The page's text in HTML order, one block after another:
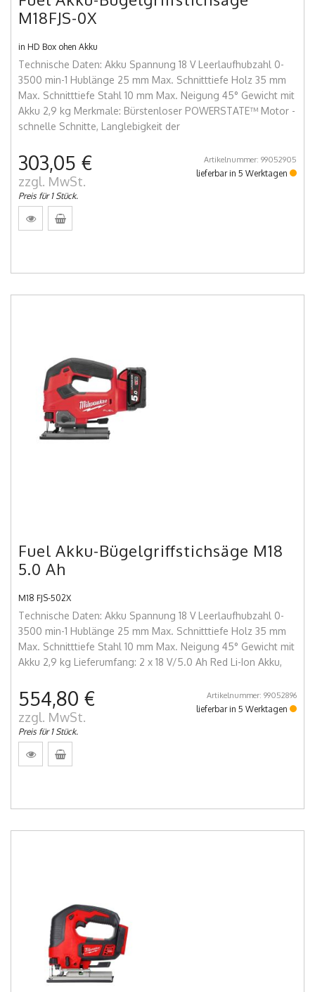
M18FJS-0X
in HD Box ohen Akku
Technische Daten: Akku Spannung 18 V Leerlaufhubzahl 0-
3500 min-1 Hublänge 25 mm Max. Schnitttiefe Holz 35 mm
Max. Schnitttiefe Stahl 10 mm Max. Neigung 45° Gewicht mit
Akku 2,9 kg Merkmale: Bürstenloser POWERSTATE™ Motor -
schnelle Schnitte, Langlebigkeit der
303,05 €
zzgl. MwSt.
Preis für 1 Stück.
Artikelnummer: 99052905
lieferbar in 5 Werktagen
Fuel Akku-Bügelgriffstichsäge M18
5.0 Ah
M18 FJS-502X
Technische Daten: Akku Spannung 18 V Leerlaufhubzahl 0-
3500 min-1 Hublänge 25 mm Max. Schnitttiefe Holz 35 mm
Max. Schnitttiefe Stahl 10 mm Max. Neigung 45° Gewicht mit
Akku 2,9 kg Lieferumfang: 2 x 18 V/5.0 Ah Red Li-Ion Akku,
554,80 €
zzgl. MwSt.
Preis für 1 Stück.
Artikelnummer: 99052896
lieferbar in 5 Werktagen